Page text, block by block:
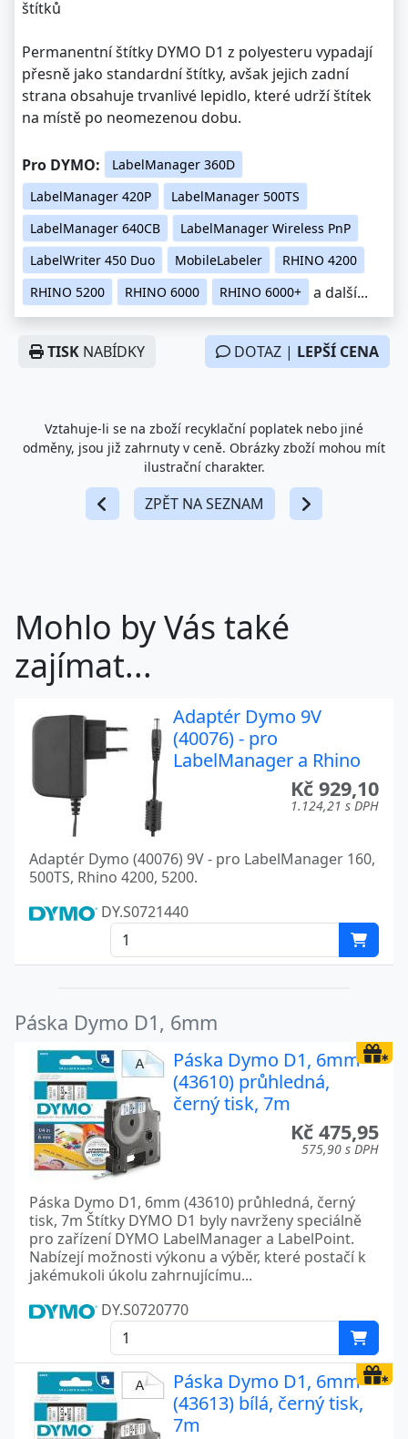
štítků
Permanentní štítky DYMO D1 z polyesteru vypadají
přesně jako standardní štítky, avšak jejich zadní
strana obsahuje trvanlivé lepidlo, které udrží štítek
na místě po neomezenou dobu.
Pro DYMO:
LabelManager 360D
LabelManager 420P
LabelManager 500TS
LabelManager 640CB
LabelManager Wireless PnP
LabelWriter 450 Duo
MobileLabeler
RHINO 4200
RHINO 5200
RHINO 6000 RHINO 6000+ a další...
TISK NABÍDKY DOTAZ | LEPŠÍ CENA
Vztahuje-li se na zboží recyklační poplatek nebo jiné
odměny, jsou již zahrnuty v ceně. Obrázky zboží mohou mít
ilustrační charakter.
ZPĚT NA SEZNAM
Mohlo by Vás také
zajímat...
Adaptér Dymo 9V
(40076) - pro
LabelManager a Rhino
Kč 929,10
1.124,21 s DPH
Adaptér Dymo (40076) 9V - pro LabelManager 160,
500TS, Rhino 4200, 5200.
DY.S0721440
Páska Dymo D1, 6mm
Páska Dymo D1, 6mm
(43610) průhledná,
černý tisk, 7m
Kč 475,95
575,90 s DPH
Páska Dymo D1, 6mm (43610) průhledná, černý
tisk, 7m Štítky DYMO D1 byly navrženy speciálně
pro zařízení DYMO LabelManager a LabelPoint.
Nabízejí možnosti výkonu a výběr, které postačí k
jakémukoli úkolu zahrnujícímu...
DY.S0720770
Páska Dymo D1, 6mm
(43613) bílá, černý tisk,
7m